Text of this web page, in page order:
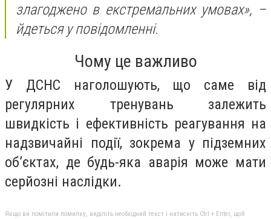
злагоджено в екстремальних умовах», –
йдеться у повідомленні.
Чому це важливо
У ДСНС наголошують, що саме від
регулярних тренувань залежить
швидкість і ефективність реагування на
надзвичайні події, зокрема у підземних
об’єктах, де будь-яка аварія може мати
серйозні наслідки.
Якщо ви помітили помилку, виділіть необхідний текст і натисніть Ctrl + Enter, щоб